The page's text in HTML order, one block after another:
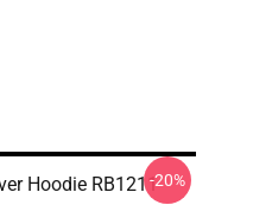
Hoodie RB1211-20%